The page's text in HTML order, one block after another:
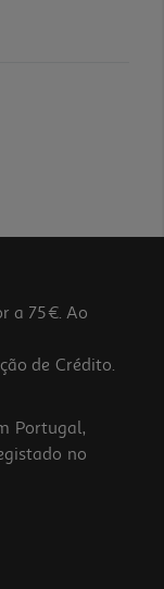
a 75€. Ao
de Crédito.
Portugal,
no